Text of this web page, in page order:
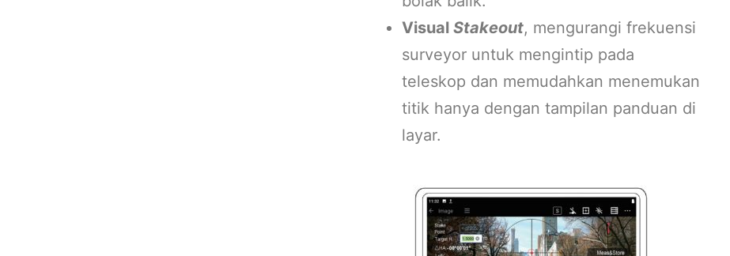
Visual Stakeout, mengurangi frekuensi
surveyor untuk mengintip pada
teleskop dan memudahkan menemukan
titik hanya dengan tampilan panduan di
layar.